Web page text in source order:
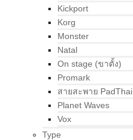
Kickport
Korg
Monster
Natal
On stage (ขาตั้ง)
Promark
สายสะพาย PadThai
Planet Waves
Vox
Type